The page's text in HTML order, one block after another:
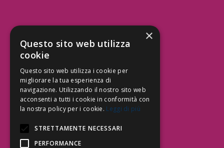
Aree Attività Civile
Tutele del Credito
Responsabilità Civile
Contrattualistica
×
Questo sito web utilizza
cookie
Questo sito web utilizza i cookie per
migliorare la tua esperienza di
navigazione. Utilizzando il nostro sito web
acconsenti a tutti i cookie in conformità con
la nostra policy per i cookie. Leggi di più
STRETTAMENTE NECESSARI
PERFORMANCE